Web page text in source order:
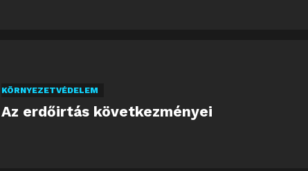
KÖRNYEZETVÉDELEM
Az erdőirtás következményei